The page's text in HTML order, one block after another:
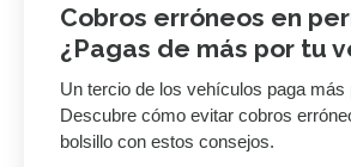
Cobros erróneos en
¿Pagas de más por tu
Un tercio de los vehículos paga más
Descubre cómo evitar cobros
bolsillo con estos consejos.